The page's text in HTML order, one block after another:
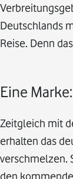
Deutschlands
Reise. Denn
Eine
Zeitgleich mit
erhalten das
verschmelzen.
den